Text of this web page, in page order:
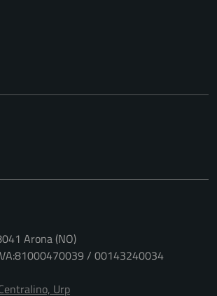
Arona (NO)
/ 00143240034
Urp